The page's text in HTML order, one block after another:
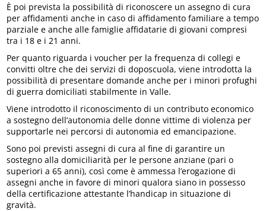
È poi prevista la possibilità di riconoscere un assegno di cura
per affidamenti anche in caso di affidamento familiare a tempo
parziale e anche alle famiglie affidatarie di giovani compresi
tra i 18 e i 21 anni.
Per quanto riguarda i voucher per la frequenza di collegi e
convitti oltre che dei servizi di doposcuola, viene introdotta la
possibilità di presentare domande anche per i minori profughi
di guerra domiciliati stabilmente in Valle.
Viene introdotto il riconoscimento di un contributo economico
a sostegno dell’autonomia delle donne vittime di violenza per
supportarle nei percorsi di autonomia ed emancipazione.
Sono poi previsti assegni di cura al fine di garantire un
sostegno alla domiciliarità per le persone anziane (pari o
superiori a 65 anni), così come è ammessa l’erogazione di
assegni anche in favore di minori qualora siano in possesso
della certificazione attestante l’handicap in situazione di
gravità.